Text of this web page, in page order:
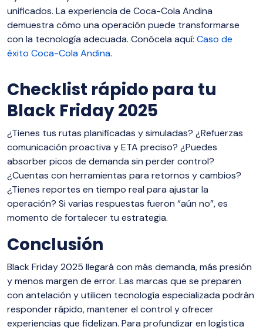
unificados. La experiencia de Coca-Cola Andina
demuestra cómo una operación puede transformarse
con la tecnología adecuada. Conócela aquí: Caso de
éxito Coca-Cola Andina.
Checklist rápido para tu
Black Friday 2025
¿Tienes tus rutas planificadas y simuladas? ¿Refuerzas
comunicación proactiva y ETA preciso? ¿Puedes
absorber picos de demanda sin perder control?
¿Cuentas con herramientas para retornos y cambios?
¿Tienes reportes en tiempo real para ajustar la
operación? Si varias respuestas fueron “aún no”, es
momento de fortalecer tu estrategia.
Conclusión
Black Friday 2025 llegará con más demanda, más presión
y menos margen de error. Las marcas que se preparen
con antelación y utilicen tecnología especializada podrán
responder rápido, mantener el control y ofrecer
experiencias que fidelizan. Para profundizar en logística